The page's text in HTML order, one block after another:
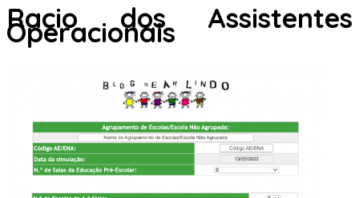
Racio dos Assistentes
Operacionais